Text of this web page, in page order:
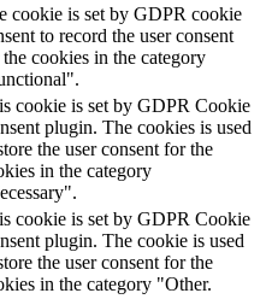
cookie is set by GDPR cookie
to record the user consent
cookies in the category
cookie is set by GDPR Cookie
plugin. The cookies is used
the user consent for the
in the category
cookie is set by GDPR Cookie
plugin. The cookie is used
the user consent for the
in the category "Other.